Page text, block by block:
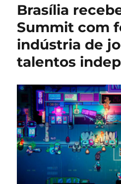
Brasília
Summit com
indústria de
talentos